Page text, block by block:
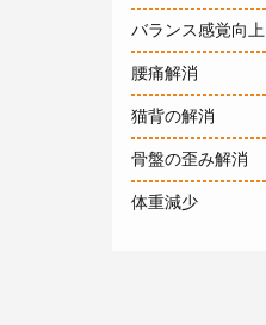
バランス感覚向上
腰痛解消
猫背の解消
骨盤の歪み解消
体重減少